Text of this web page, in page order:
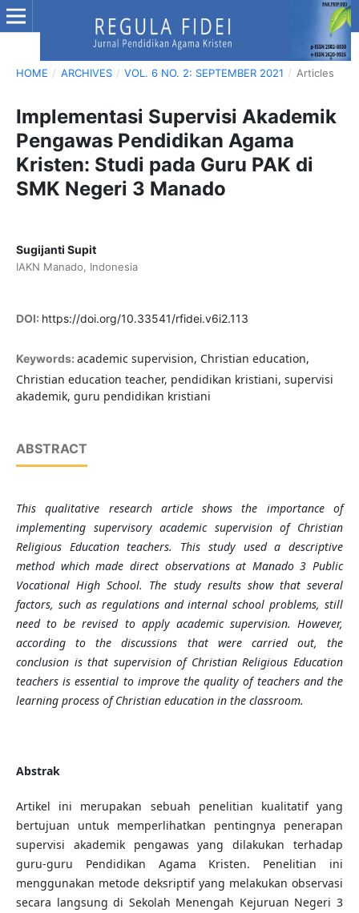
HOME / ARCHIVES / VOL. 6 NO. 2: SEPTEMBER 2021 / Articles
Implementasi Supervisi Akademik
Pengawas Pendidikan Agama
Kristen: Studi pada Guru PAK di
SMK Negeri 3 Manado
Sugijanti Supit
IAKN Manado, Indonesia
DOI: https://doi.org/10.33541/rfidei.v6i2.113
Keywords: academic supervision, Christian education,
Christian education teacher, pendidikan kristiani, supervisi
akademik, guru pendidikan kristiani
ABSTRACT
This qualitative research article shows the importance of
implementing supervisory academic supervision of Christian
Religious Education teachers. This study used a descriptive
method which made direct observations at Manado 3 Public
Vocational High School. The study results show that several
factors, such as regulations and internal school problems, still
need to be revised to apply academic supervision. However,
according to the discussions that were carried out, the
conclusion is that supervision of Christian Religious Education
teachers is essential to improve the quality of teachers and the
learning process of Christian education in the classroom.
Abstrak
Artikel ini merupakan sebuah penelitian kualitatif yang
bertujuan untuk memperlihatkan pentingnya penerapan
supervisi akademik pengawas yang dilakukan terhadap
guru-guru Pendidikan Agama Kristen. Penelitian ini
menggunakan metode deksriptif yang melakukan observasi
secara langsung di Sekolah Menengah Kejuruan Negeri 3